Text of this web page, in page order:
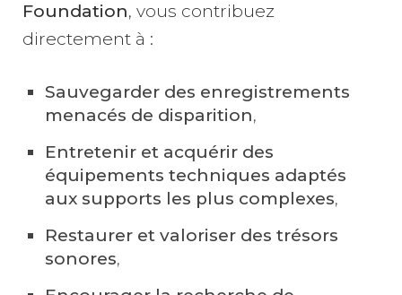
Foundation, vous contribuez
directement à :
Sauvegarder des enregistrements
menacés de disparition,
Entretenir et acquérir des
équipements techniques adaptés
aux supports les plus complexes,
Restaurer et valoriser des trésors
sonores,